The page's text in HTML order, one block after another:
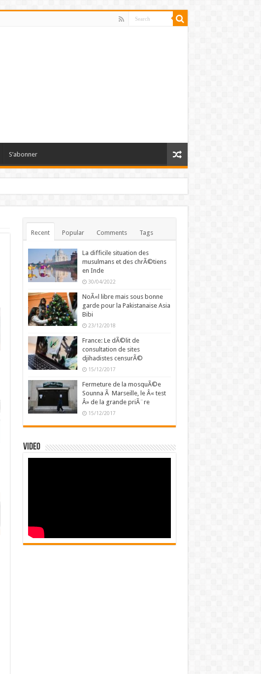
S’abonner
Recent Popular Comments Tags
La difficile situation des
musulmans et des chrÃ©tiens
en Inde
30/04/2022
NoÃ«l libre mais sous bonne
garde pour la Pakistanaise Asia
Bibi
23/12/2018
France: Le dÃ©lit de
consultation de sites
djihadistes censurÃ©
15/12/2017
Fermeture de la mosquÃ©e
Sounna Ã Marseille, le Â« test
Â» de la grande priÃ¨re
15/12/2017
Video